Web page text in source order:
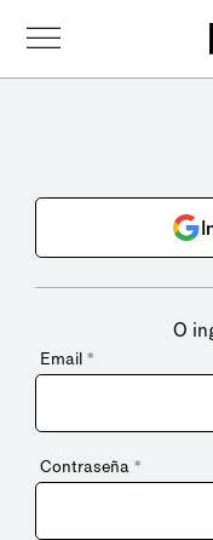
O
Email *
Contraseña *